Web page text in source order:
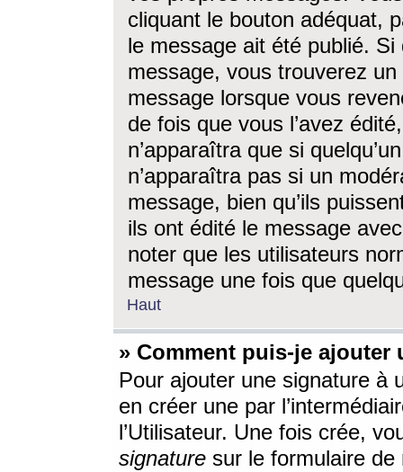
cliquant le bouton adéquat,
le message ait été publié. Si
message, vous trouverez
message lorsque vous
de fois que vous l’avez
n’apparaîtra que si
n’apparaîtra pas si un
message, bien qu’ils
ils ont édité le message
noter que les utilisateurs
message une fois que
Haut
» Comment puis-je ajouter
Pour ajouter une signature à
en créer une par
l’Utilisateur. Une fois crée,
signature sur le formulaire de